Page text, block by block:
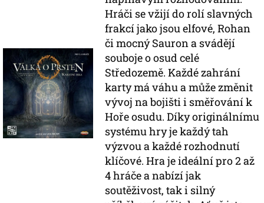
Hráči se vžijí do rolí slavných
frakcí jako jsou elfové, Rohan
či mocný Sauron a svádějí
souboje o osud celé
Středozemě. Každé zahrání
karty má váhu a může změnit
vývoj na bojišti i směřování k
Hoře osudu. Díky originálnímu
systému hry je každý tah
výzvou a každé rozhodnutí
klíčové. Hra je ideální pro 2 až
4 hráče a nabízí jak
soutěživost, tak i silný